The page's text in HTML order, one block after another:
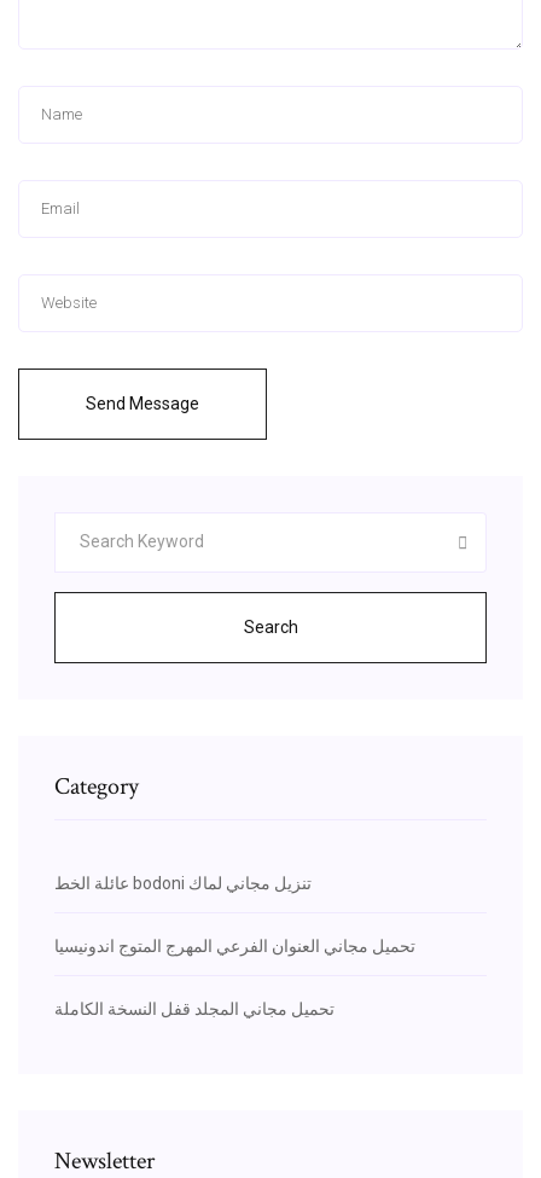
Send Message
Search
Category
عائلة الخط bodoni تنزيل مجاني لماك
تحميل مجاني العنوان الفرعي المهرج المتوج اندونيسيا
تحميل مجاني المجلد قفل النسخة الكاملة
Newsletter